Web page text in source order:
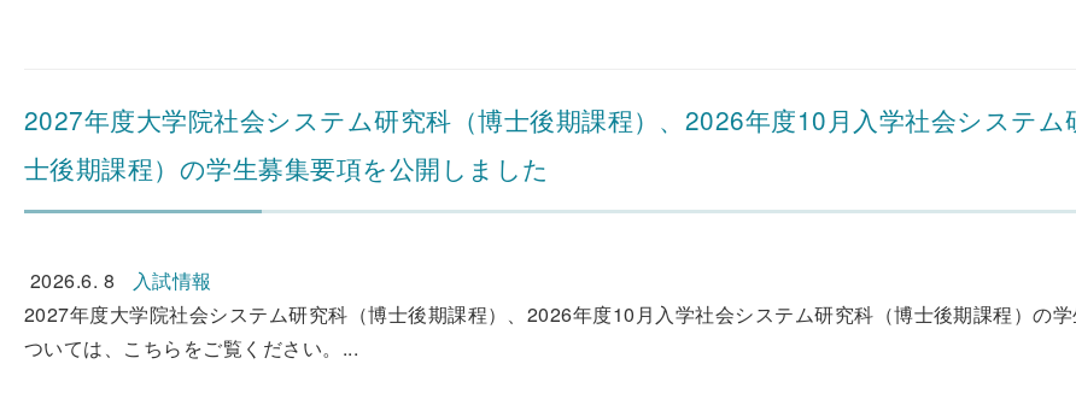
2027年度大学院社会システム研究科（博士後期課程）、2026年度10月入学社会システム
士後期課程）の学生募集要項を公開しました
2026.6. 8
入試情報
2027年度大学院社会システム研究科（博士後期課程）、2026年度10月入学社会システム研究科（博士後期課程）の
ついては、こちらをご覧ください。...